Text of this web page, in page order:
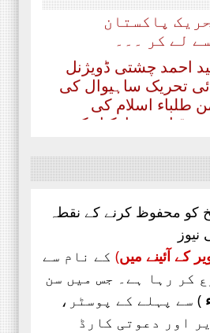
لے کر ۔۔۔
احمد چشتی ڈویژنل
تحریک ساہیوال کی
طلباء اسلام کی
قیادت مبارکباد کی
جنہوں نے حیی علی
کو محفوظ کرنے کے نقطہ
کے آئینے میں) کے نام سے
کر رہا ہے۔ جس میں سن
) سے پہلے کے پوسٹر،
اور دعوتی کارڈ